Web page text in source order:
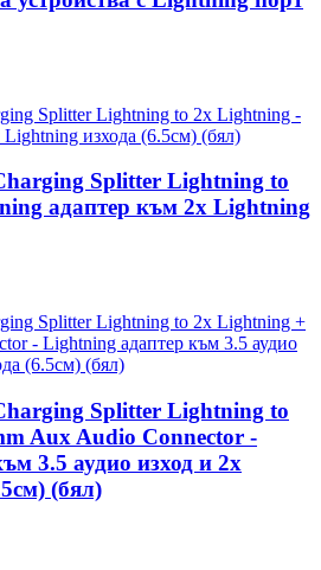
Splitter Lightning to
адаптер към 2x Lightning
Splitter Lightning to
Aux Audio Connector -
3.5 аудио изход и 2х
(бял)